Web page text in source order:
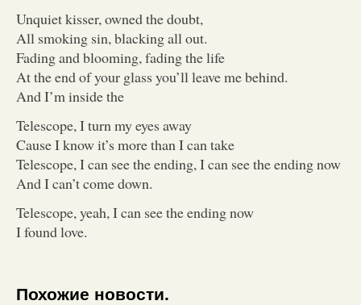
Unquiet kisser, owned the doubt,
All smoking sin, blacking all out.
Fading and blooming, fading the life
At the end of your glass you’ll leave me behind.
And I’m inside the
Telescope, I turn my eyes away
Cause I know it’s more than I can take
Telescope, I can see the ending, I can see the ending now
And I can’t come down.
Telescope, yeah, I can see the ending now
I found love.
Похожие новости.